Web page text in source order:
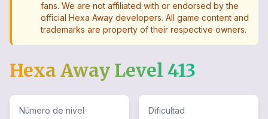
fans. We are not affiliated with or endorsed by the
official Hexa Away developers. All game content and
trademarks are property of their respective owners.
Hexa Away Level 413
Número de nivel Dificultad